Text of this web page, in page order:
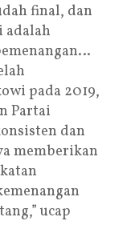
final, dan
adalah
pada 2019,
Partai
dan
memberikan
ucap